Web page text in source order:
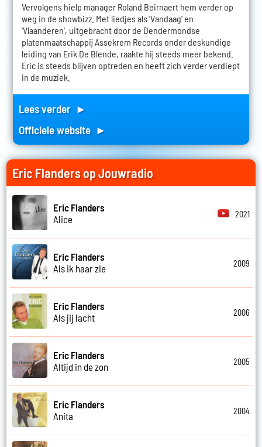
Vervolgens hielp manager Roland Beirnaert hem verder op
weg in de showbizz. Met liedjes als 'Vandaag' en
'Vlaanderen', uitgebracht door de Dendermondse
platenmaatschappij Assekrem Records onder deskundige
leiding van Erik De Blende, raakte hij steeds meer bekend.
Eric is steeds blijven optreden en heeft zich verder verdiept
in de muziek.
Lees verder ►
Officiele website ►
Eric Flanders op Jouwradio
Eric Flanders
Alice
2021
Eric Flanders
Als ik haar zie
2009
Eric Flanders
Als jij lacht
2006
Eric Flanders
Altijd in de zon
2005
Eric Flanders
Anita
2004